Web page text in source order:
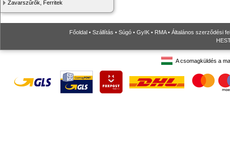
Zavarszűrők, Ferritek
Főoldal • Szállítás • Súgó • GyIK • RMA• Általános szerződési
A csomagküldés a